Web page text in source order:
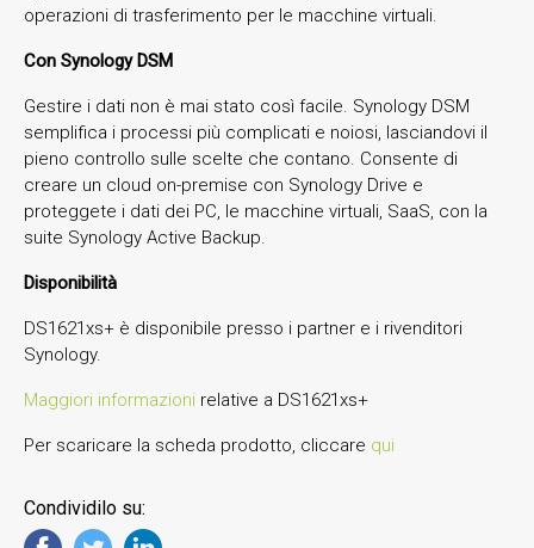
operazioni di trasferimento per le macchine virtuali.
Con Synology DSM
Gestire i dati non è mai stato così facile. Synology DSM
semplifica i processi più complicati e noiosi, lasciandovi il
pieno controllo sulle scelte che contano. Consente di
creare un cloud on-premise con Synology Drive e
proteggete i dati dei PC, le macchine virtuali, SaaS, con la
suite Synology Active Backup.
Disponibilità
DS1621xs+ è disponibile presso i partner e i rivenditori
Synology.
Maggiori informazioni relative a DS1621xs+
Per scaricare la scheda prodotto, cliccare qui
Condividilo su: